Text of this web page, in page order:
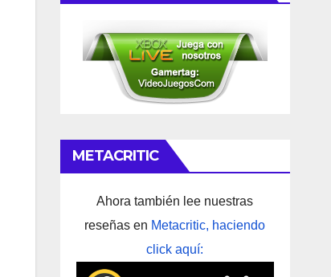
METACRITIC
Ahora también lee nuestras
reseñas en Metacritic, haciendo
click aquí: